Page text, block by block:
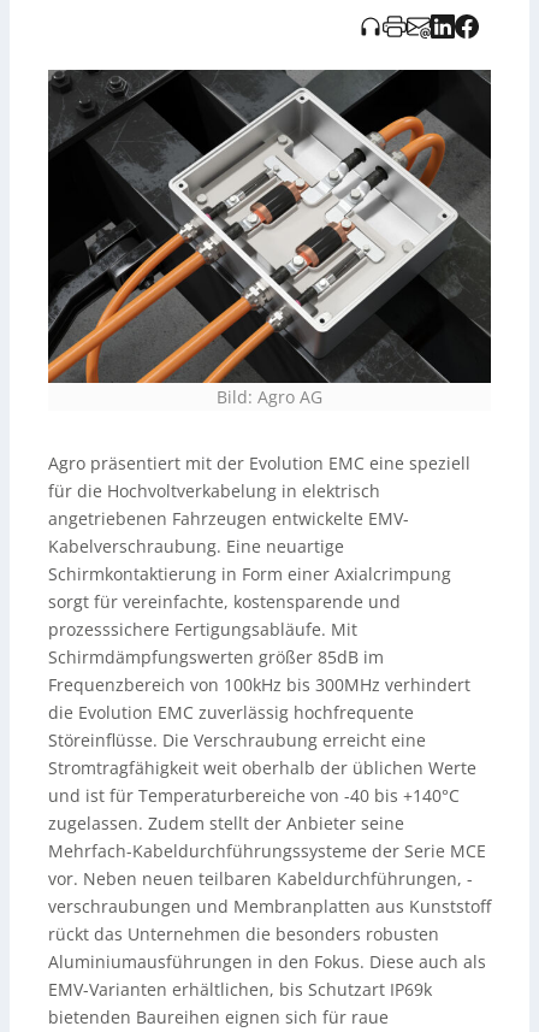
Membranplatten) sowie besonders **robuste
Aluminiumvarianten**, teils als **EMV-Ausführung**
und bis **Schutzart IP96K**, geeignet für **raue
Umgebungen** wie mobile Maschinen und
Nutzfahrzeuge. Dritter Schwerpunkt sind **EMV-
Kabelverschraubungen** der Reihen **Progress Power
Connect** (platzsparende Presshülse für hohe
Ableitströme) und **Easy Connect**
(Federkontaktierung für sicheren Schirmabgriff auch bei
variierenden Schirmdicken).
Bild: Agro AG
Agro präsentiert mit der Evolution EMC eine speziell
für die Hochvoltverkabelung in elektrisch
angetriebenen Fahrzeugen entwickelte EMV-
Kabelverschraubung. Eine neuartige
Schirmkontaktierung in Form einer Axialcrimpung
sorgt für vereinfachte, kostensparende und
prozesssichere Fertigungsabläufe. Mit
Schirmdämpfungswerten größer 85dB im
Frequenzbereich von 100kHz bis 300MHz verhindert
die Evolution EMC zuverlässig hochfrequente
Störeinflüsse. Die Verschraubung erreicht eine
Stromtragfähigkeit weit oberhalb der üblichen Werte
und ist für Temperaturbereiche von -40 bis +140°C
zugelassen. Zudem stellt der Anbieter seine
Mehrfach-Kabeldurchführungssysteme der Serie MCE
vor. Neben neuen teilbaren Kabeldurchführungen, -
verschraubungen und Membranplatten aus Kunststoff
rückt das Unternehmen die besonders robusten
Aluminiumausführungen in den Fokus. Diese auch als
EMV-Varianten erhältlichen, bis Schutzart IP69k
bietenden Baureihen eignen sich für raue